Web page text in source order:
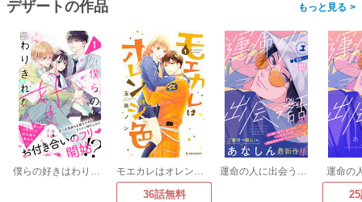
デザートの作品 >
僕らの好きはわりきれない プチデザ モエカレはオレンジ色
36話無料
運命の人に出会う話 プチデザ 運命の